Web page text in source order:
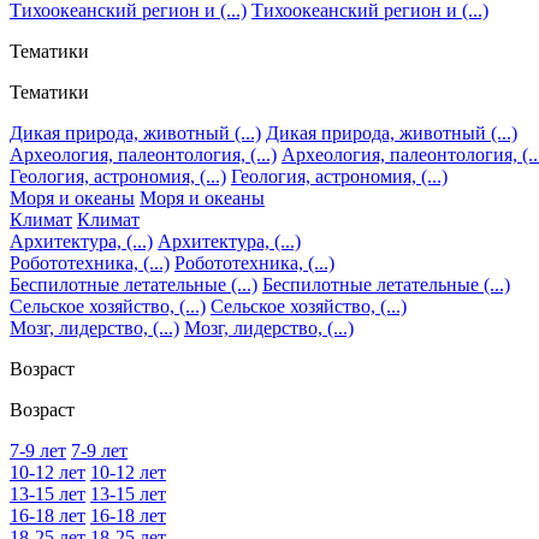
Тихоокеанский регион и (...) Тихоокеанский регион и (...)
Тематики
Тематики
Дикая природа, животный (...) Дикая природа, животный (...)
Археология, палеонтология, (...) Археология, палеонтология,
Геология, астрономия, (...) Геология, астрономия, (...)
Моря и океаны Моря и океаны
Климат Климат
Архитектура, (...) Архитектура, (...)
Робототехника, (...) Робототехника, (...)
Беспилотные летательные (...) Беспилотные летательные (...)
Сельское хозяйство, (...) Сельское хозяйство, (...)
Мозг, лидерство, (...) Мозг, лидерство, (...)
Возраст
Возраст
7-9 лет 7-9 лет
10-12 лет 10-12 лет
13-15 лет 13-15 лет
16-18 лет 16-18 лет